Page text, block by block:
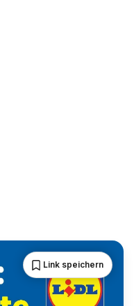
Link speichern